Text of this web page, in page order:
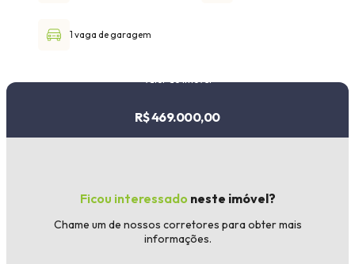
1 vaga de garagem
R$ 469.000,00
Ficou interessado neste imóvel?
Chame um de nossos corretores para obter mais
informações.